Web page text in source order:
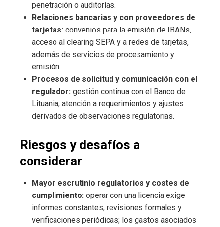
penetración o auditorías.
Relaciones bancarias y con proveedores de
tarjetas: convenios para la emisión de IBANs,
acceso al clearing SEPA y a redes de tarjetas,
además de servicios de procesamiento y
emisión.
Procesos de solicitud y comunicación con el
regulador: gestión continua con el Banco de
Lituania, atención a requerimientos y ajustes
derivados de observaciones regulatorias.
Riesgos y desafíos a
considerar
Mayor escrutinio regulatorios y costes de
cumplimiento: operar con una licencia exige
informes constantes, revisiones formales y
verificaciones periódicas; los gastos asociados